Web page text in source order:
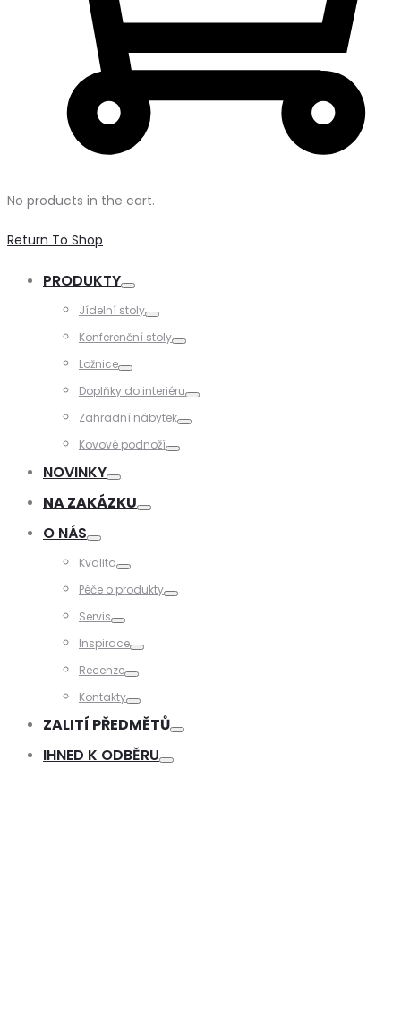
No products in the cart.
Return To Shop
PRODUKTY
Jídelní stoly
Konferenční stoly
Ložnice
Doplňky do interiéru
Zahradní nábytek
Kovové podnoží
NOVINKY
NA ZAKÁZKU
O NÁS
Kvalita
Péče o produkty
Servis
Inspirace
Recenze
Kontakty
Toggle
ZALITÍ PŘEDMĚTŮ
IHNED K ODBĚRU